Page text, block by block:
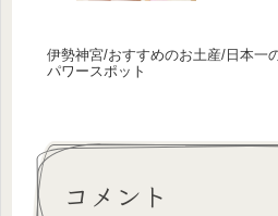
伊勢神宮/おすすめのお土産/日本一
パワースポット
コメント